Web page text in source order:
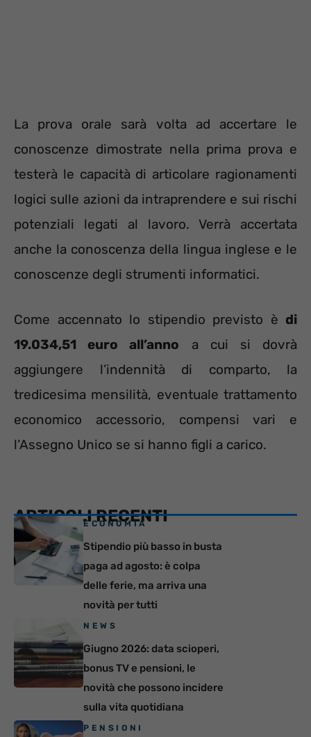
La prova orale sarà volta ad accertare le
conoscenze dimostrate nella prima prova e
testerà le capacità di articolare ragionamenti
logici sulle azioni da intraprendere e sui rischi
potenziali legati al lavoro. Verrà accertata
anche la conoscenza della lingua inglese e le
conoscenze degli strumenti informatici.
Come accennato lo stipendio previsto è di
19.034,51 euro all’anno a cui si dovrà
aggiungere l’indennità di comparto, la
tredicesima mensilità, eventuale trattamento
economico accessorio, compensi vari e
l’Assegno Unico se si hanno figli a carico.
ARTICOLI RECENTI
ECONOMIA
Stipendio più basso in busta
paga ad agosto: è colpa
delle ferie, ma arriva una
novità per tutti
NEWS
Giugno 2026: data scioperi,
bonus TV e pensioni, le
novità che possono incidere
sulla vita quotidiana
PENSIONI